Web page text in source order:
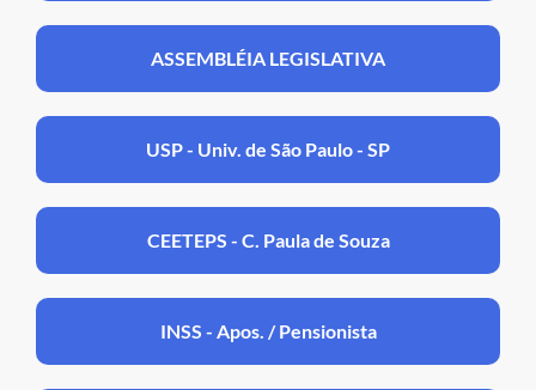
ASSEMBLÉIA LEGISLATIVA
USP - Univ. de São Paulo - SP
CEETEPS - C. Paula de Souza
INSS - Apos. / Pensionista